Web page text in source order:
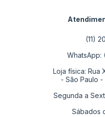
(11)
WhatsApp:
Loja física: Rua
- São Paulo
Segunda a
Sábados